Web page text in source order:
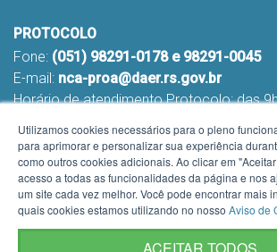
PROTOCOLO
Fone: (051) 98291-0178 e 98291-0045
E-mail: nca-proa@daer.rs.gov.br
Horário de atendimento Protocolo: das
Utilizamos cookies necessários para o pleno
para aprimorar e personalizar sua experiência
como outros cookies adicionais. Ao clicar em
acesso a todas as funcionalidades da página e nos
um site cada vez melhor. Você pode encontrar mais
quais cookies estamos utilizando no nosso Aviso de